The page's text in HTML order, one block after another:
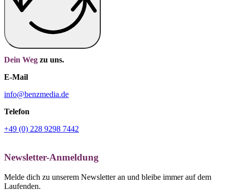
Dein Weg zu uns.
E-Mail
info@benzmedia.de
Telefon
+49 (0) 228 9298 7442
Newsletter-Anmeldung
Melde dich zu unserem Newsletter an und bleibe immer auf dem
Laufenden.